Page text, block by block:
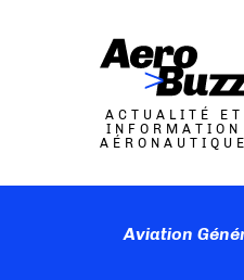
ACTUALITÉ ET
INFORMATION
AÉRONAUTIQUE
Aviation